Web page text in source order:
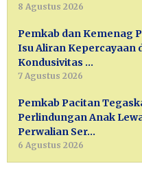
8 Agustus 2026
Pemkab dan Kemenag
Isu Aliran Kepercayaan
Kondusivitas …
7 Agustus 2026
Pemkab Pacitan
Perlindungan Anak
Perwalian Ser…
6 Agustus 2026